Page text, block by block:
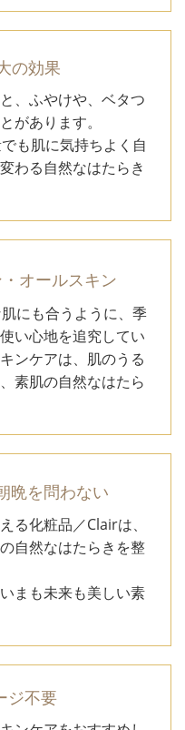
の効果
、ふやけや、ベタつ
があります。
も肌に気持ちよく自
わる自然なはたらき
オールスキン
にも合うように、季
い心地を追究してい
ンケアは、肌のうる
素肌の自然なはたら
晩を問わない
る化粧品／Clairは、
自然なはたらきを整
まも未来も美しい素
ジ不要